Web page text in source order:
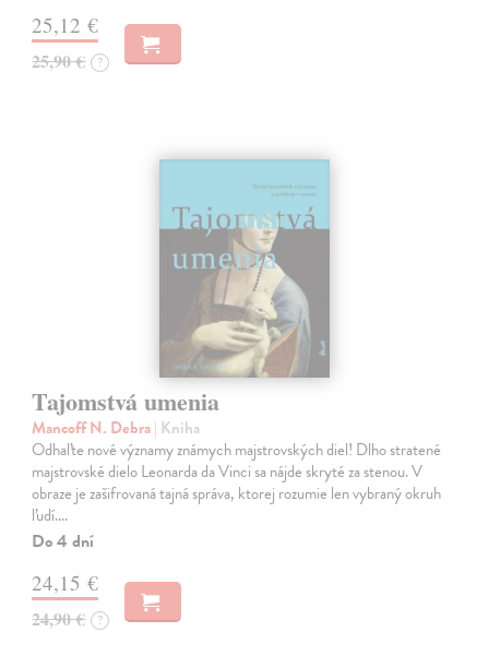
25,12 €
25,90 € ?
Tajomstvá umenia
Mancoff N. Debra| Kniha
Odhaľte nové významy známych majstrovských diel! Dlho stratené
majstrovské dielo Leonarda da Vinci sa nájde skryté za stenou. V
obraze je zašifrovaná tajná správa, ktorej rozumie len vybraný okruh
ľudí.…
Do 4 dní
24,15 €
24,90 € ?